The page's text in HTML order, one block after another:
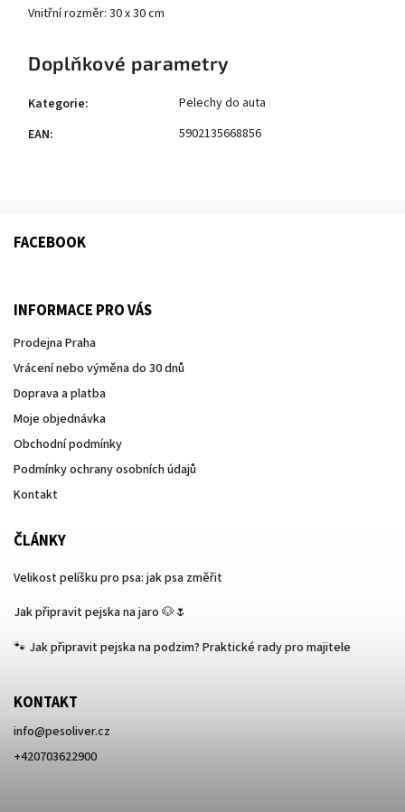
Vnitřní rozměr: 30 x 30 cm
Doplňkové parametry
Kategorie:
Pelechy do auta
EAN: 5902135668856
FACEBOOK
INFORMACE PRO VÁS
Prodejna Praha
Vrácení nebo výměna do 30 dnů
Doprava a platba
Moje objednávka
Obchodní podmínky
Podmínky ochrany osobních údajů
Kontakt
ČLÁNKY
Velikost pelíšku pro psa: jak psa změřit
Jak připravit pejska na jaro 🐶🌷
🐾 Jak připravit pejska na podzim? Praktické rady pro majitele
KONTAKT
info@pesoliver.cz
+420703622900